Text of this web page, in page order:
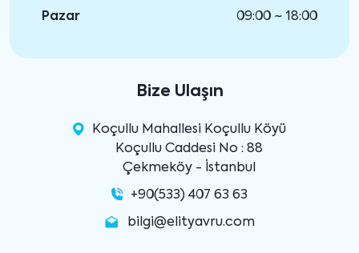
Pazar
09:00 ~ 18:00
Bize Ulaşın
Koçullu Mahallesi Koçullu Köyü
Koçullu Caddesi No : 88
Çekmeköy - İstanbul
+90(533) 407 63 63
bilgi@elityavru.com